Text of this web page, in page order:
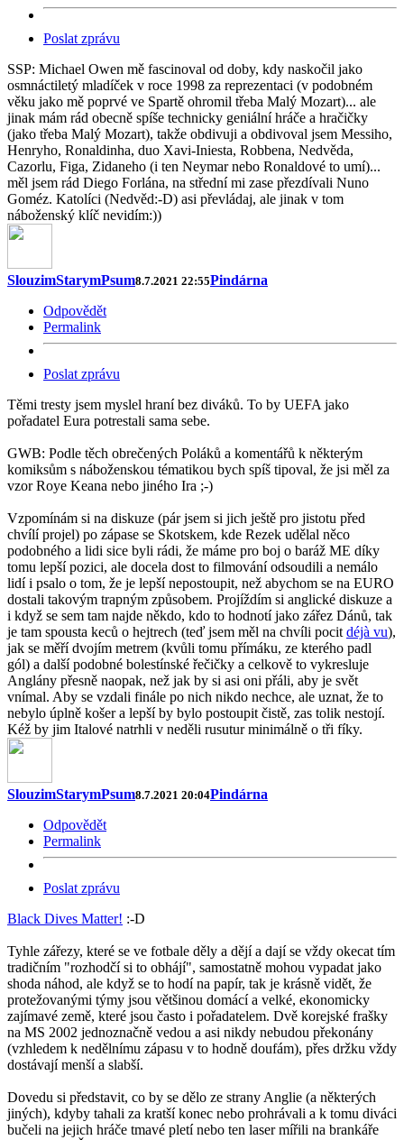
Poslat zprávu
SSP: Michael Owen mě fascinoval od doby, kdy naskočil jako
osmnáctiletý mladíček v roce 1998 za reprezentaci (v podobném
věku jako mě poprvé ve Spartě ohromil třeba Malý Mozart)... ale
jinak mám rád obecně spíše technicky geniální hráče a hračičky
(jako třeba Malý Mozart), takže obdivuji a obdivoval jsem Messiho,
Henryho, Ronaldinha, duo Xavi-Iniesta, Robbena, Nedvěda,
Cazorlu, Figa, Zidaneho (i ten Neymar nebo Ronaldové to umí)...
měl jsem rád Diego Forlána, na střední mi zase přezdívali Nuno
Goméz. Katolíci (Nedvěd:-D) asi převládaj, ale jinak v tom
náboženský klíč nevidím:))
SlouzimStarymPsum8.7.2021 22:55Pindárna
Odpovědět
Permalink
Poslat zprávu
Těmi tresty jsem myslel hraní bez diváků. To by UEFA jako
pořadatel Eura potrestali sama sebe.
GWB: Podle těch obrečených Poláků a komentářů k některým
komiksům s náboženskou tématikou bych spíš tipoval, že jsi měl za
vzor Roye Keana nebo jiného Ira ;-)
Vzpomínám si na diskuze (pár jsem si jich ještě pro jistotu před
chvílí projel) po zápase se Skotskem, kde Rezek udělal něco
podobného a lidi sice byli rádi, že máme pro boj o baráž ME díky
tomu lepší pozici, ale docela dost to filmování odsoudili a nemálo
lidí i psalo o tom, že je lepší nepostoupit, než abychom se na EURO
dostali takovým trapným způsobem. Projíždím si anglické diskuze a
i když se sem tam najde někdo, kdo to hodnotí jako zářez Dánů, tak
je tam spousta keců o hejtrech (teď jsem měl na chvíli pocit déjà vu),
jak se měří dvojím metrem (kvůli tomu přímáku, ze kterého padl
gól) a další podobné bolestínské řečičky a celkově to vykresluje
Anglány přesně naopak, než jak by si asi oni přáli, aby je svět
vnímal. Aby se vzdali finále po nich nikdo nechce, ale uznat, že to
nebylo úplně košer a lepší by bylo postoupit čistě, zas tolik nestojí.
Kéž by jim Italové natrhli v neděli rusutur minimálně o tři fíky.
SlouzimStarymPsum8.7.2021 20:04Pindárna
Odpovědět
Permalink
Poslat zprávu
Black Dives Matter! :-D
Tyhle zářezy, které se ve fotbale děly a dějí a dají se vždy okecat tím
tradičním "rozhodčí si to obhájí", samostatně mohou vypadat jako
shoda náhod, ale když se to hodí na papír, tak je krásně vidět, že
protežovanými týmy jsou většinou domácí a velké, ekonomicky
zajímavé země, které jsou často i pořadatelem. Dvě korejské frašky
na MS 2002 jednoznačně vedou a asi nikdy nebudou překonány
(vzhledem k nedělnímu zápasu v to hodně doufám), přes držku vždy
dostávají menší a slabší.
Dovedu si představit, co by se dělo ze strany Anglie (a některých
jiných), kdyby tahali za kratší konec nebo prohrávali a k tomu diváci
bučeli na jejich hráče tmavé pletí nebo ten laser mířili na brankáře